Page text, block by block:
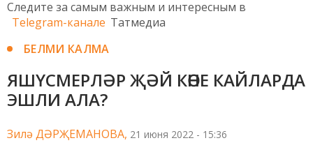
Следите за самым важным и интересным в
Telegram-канале Татмедиа
БЕЛМИ КАЛМА
ЯШҮСМЕРЛӘР ҖӘЙ КӨНЕ КАЙЛАРДА
ЭШЛИ АЛА?
Зилә ДӘРҖЕМАНОВА, 21 июня 2022 - 15:36